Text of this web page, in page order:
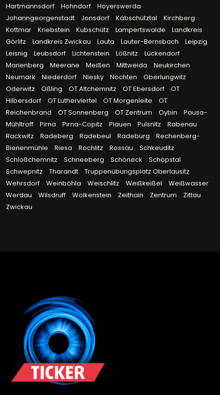
Hartmannsdorf
Hohndorf
Hoyerswerda
Johanngeorgenstadt
Jonsdorf Käbschütztal
Kirchberg
Kottmar
Kriebstein Kubschütz Lampertswalde
Landkreis
Görlitz
Landkreis Zwickau Lauta Lauter-Bernsbach
Leipzig
Leisnig
Leubsdorf Lichtenstein Lößnitz
Lückendorf
Marienberg
Meerane Meißen Mittweida
Neukirchen
Neumark
Niederdorf Niesky Nochten
Oberlungwitz
Oderwitz
Oßling OT Altchemnitz OT Ebersdorf
OT
Hilbersdorf
OT Lutherviertel OT Morgenleite
OT
Reichenbrand
OT Sonnenberg OT Zentrum Oybin
Pausa-
Mühltroff
Pirna Pirna-Copitz Plauen Pulsnitz
Rabenau
Rackwitz
Radeberg Radebeul Radeburg
Rechenberg-
Bienenmühle
Riesa Rochlitz Rossau
Schkeuditz
Schloßchemnitz
Schneeberg Schöneck
Schöpstal
Schwepnitz
Tharandt
Truppenübungsplatz Oberlausitz
Wehrsdorf
Weinböhla Weischlitz Weißkeißel
Weißwasser
Werdau
Wilsdruff Wolkenstein Zeithain Zentrum
Zittau
Zwickau